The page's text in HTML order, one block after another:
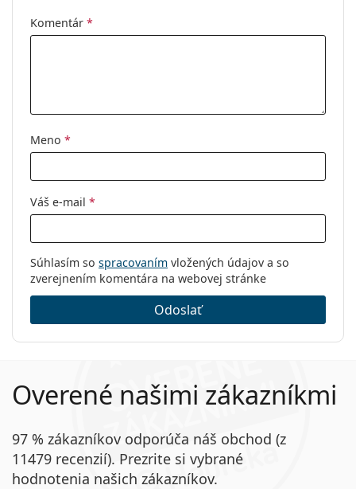
Typ:
Kategória:
Dioptrické okuliare
Komentár *
Meno *
Váš e-mail *
Súhlasím so spracovaním vložených údajov a so
zverejnením komentára na webovej stránke
Odoslať
Overené našimi zákazníkmi
97 % zákazníkov odporúča náš obchod (z
11479 recenzií). Prezrite si vybrané
hodnotenia našich zákazníkov.